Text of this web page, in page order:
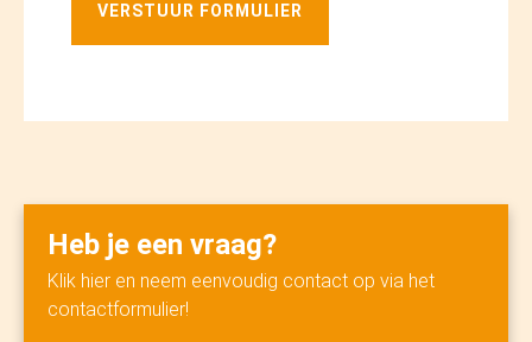
VERSTUUR FORMULIER
Heb je een vraag?
Klik hier en neem eenvoudig contact op via het
contactformulier!